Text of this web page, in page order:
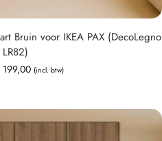
Bruin voor IKEA PAX (DecoLegno
LR82)
199,00 (incl. btw)